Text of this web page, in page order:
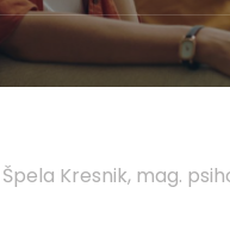
Kresnik, mag.